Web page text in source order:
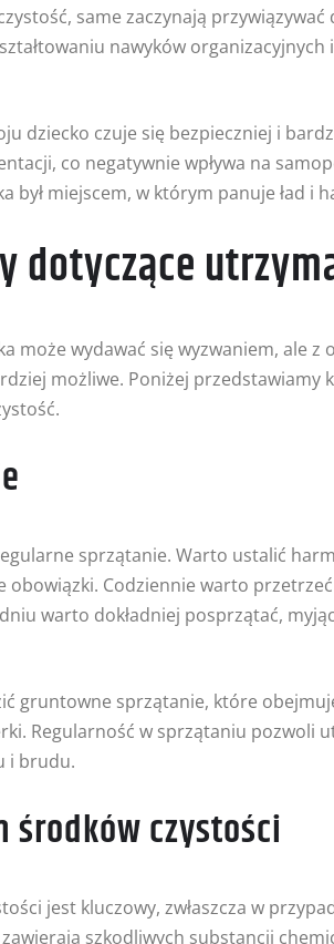
same zaczynają
nawyków
dziecko czuje się bezpieczniej i
co negatywnie wpływa na
był miejscem, w którym panuje ład i
dotyczące
może wydawać się wyzwaniem, ale z
możliwe. Poniżej przedstawiamy
sprzątanie. Warto ustalić
Codziennie warto
warto dokładniej posprzątać,
gruntowne sprzątanie, które
Regularność w sprzątaniu pozwoli
i brudu.
środków czystości
jest kluczowy, zwłaszcza w
szkodliwych substancji